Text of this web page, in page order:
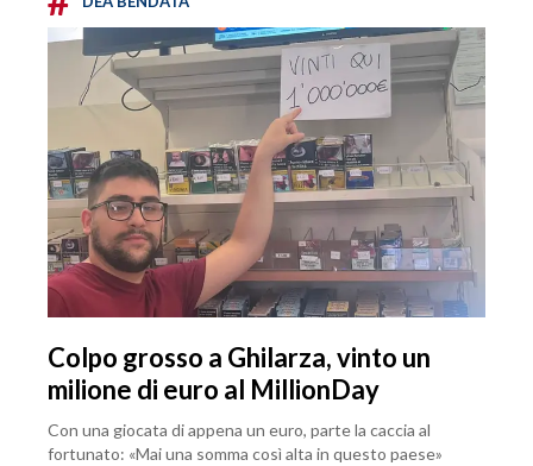
Colpo grosso a Ghilarza, vinto un
milione di euro al MillionDay
Con una giocata di appena un euro, parte la caccia al
fortunato: «Mai una somma così alta in questo paese»